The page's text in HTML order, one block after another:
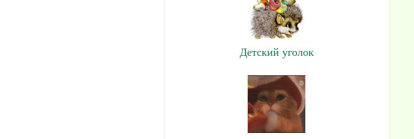
Детский уголок